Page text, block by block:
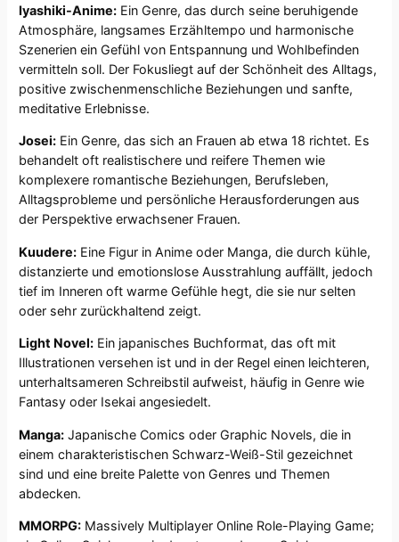
Iyashiki-Anime: Ein Genre, das durch seine beruhigende
Atmosphäre, langsames Erzähltempo und harmonische
Szenerien ein Gefühl von Entspannung und Wohlbefinden
vermitteln soll. Der Fokusliegt auf der Schönheit des Alltags,
positive zwischenmenschliche Beziehungen und sanfte,
meditative Erlebnisse.
Josei: Ein Genre, das sich an Frauen ab etwa 18 richtet. Es
behandelt oft realistischere und reifere Themen wie
komplexere romantische Beziehungen, Berufsleben,
Alltagsprobleme und persönliche Herausforderungen aus
der Perspektive erwachsener Frauen.
Kuudere: Eine Figur in Anime oder Manga, die durch kühle,
distanzierte und emotionslose Ausstrahlung auffällt, jedoch
tief im Inneren oft warme Gefühle hegt, die sie nur selten
oder sehr zurückhaltend zeigt.
Light Novel: Ein japanisches Buchformat, das oft mit
Illustrationen versehen ist und in der Regel einen leichteren,
unterhaltsameren Schreibstil aufweist, häufig in Genre wie
Fantasy oder Isekai angesiedelt.
Manga: Japanische Comics oder Graphic Novels, die in
einem charakteristischen Schwarz-Weiß-Stil gezeichnet
sind und eine breite Palette von Genres und Themen
abdecken.
MMORPG: Massively Multiplayer Online Role-Playing Game;